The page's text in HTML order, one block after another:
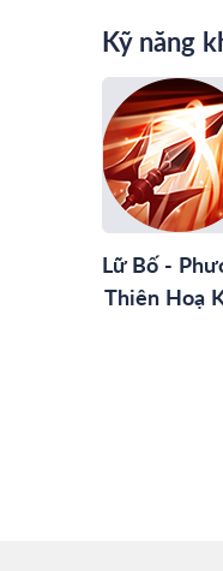
Kỹ năng
Lữ Bố -
Thiên Hoạ